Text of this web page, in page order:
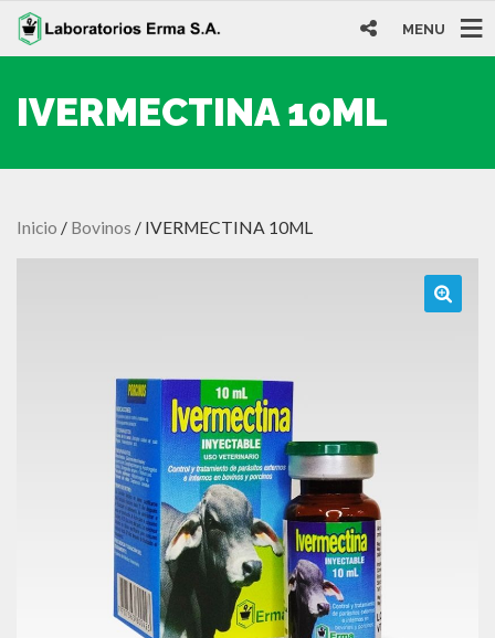
MENU
IVERMECTINA 10ML
Inicio / Bovinos / IVERMECTINA 10ML